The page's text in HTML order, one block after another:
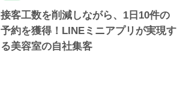
接客工数を削減しながら、1日10件の
予約を獲得！LINEミニアプリが実現す
る美容室の自社集客